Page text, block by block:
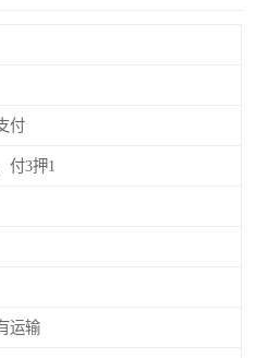
付
付3押1
运输